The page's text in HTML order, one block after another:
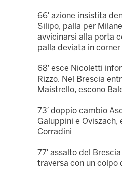
66′ azione insistita
Silipo, palla per
avvicinarsi alla porta
palla deviata in corner
68′ esce Nicoletti
Rizzo. Nel Brescia
Maistrello, escono
73′ doppio cambio
Galuppini e Oviszach,
Corradini
77′ assalto del
traversa con un colpo